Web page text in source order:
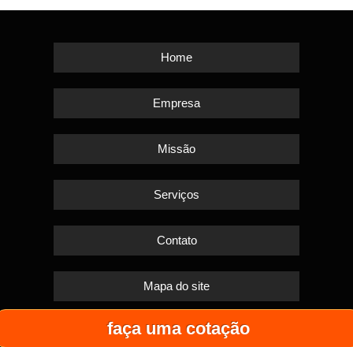
faça uma cotação
Home
Empresa
Missão
Serviços
Contato
Mapa do site